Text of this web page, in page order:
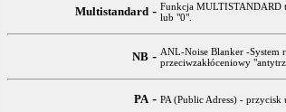
Multistandard - Funkcja MULTISTANDARD
lub "0".
NB - ANL-Noise Blanker -System
przeciwzakłóceniowy
PA - PA (Public Adress) -